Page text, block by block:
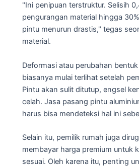
"Ini penipuan terstruktur. Selisih
pengurangan material hingga
pintu menurun drastis," tegas
material.
Deformasi atau perubahan
biasanya mulai terlihat setelah
Pintu akan sulit ditutup, engsel
celah. Jasa pasang pintu
harus bisa mendeteksi hal ini
Selain itu, pemilik rumah juga
membayar harga premium untuk
sesuai. Oleh karena itu, penting